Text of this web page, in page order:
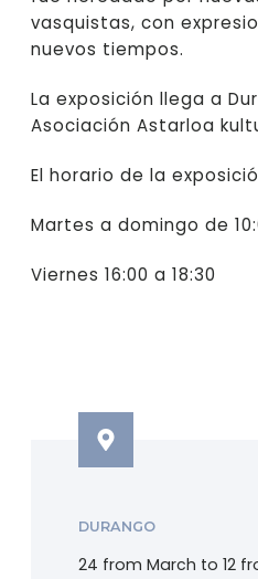
vasquistas, con
nuevos tiempos.
La exposición llega a
Asociación Astarloa
El horario de la
Martes a domingo de
Viernes 16:00 a 18:30
DURANGO
24 from March to 12